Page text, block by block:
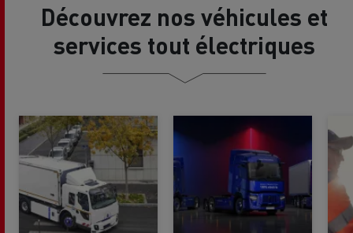
Découvrez nos véhicules et
services tout électriques